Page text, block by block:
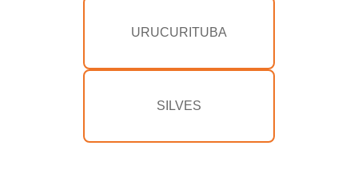
URUCURITUBA
SILVES